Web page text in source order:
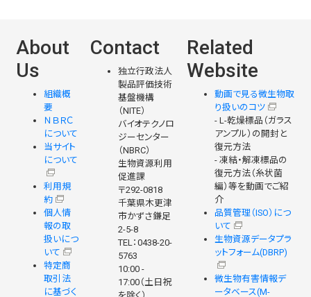
About
Us
組織概
要
ＮＢＲＣ
について
当サイト
について
利用規
約
個人情
報の取
扱いにつ
いて
特定商
取引法
に基づく
Contact
独立行政法人
製品評価技術
基盤機構
（NITE）
バイオテクノロ
ジーセンター
（NBRC）
生物資源利用
促進課
〒292-0818
千葉県木更津
市かずさ鎌足
2-5-8
TEL：0438-20-
5763
10:00 -
17:00（土日祝
Related
Website
動画で見る微生物取
り扱いのコツ
- L-乾燥標品（ガラス
アンプル）の開封と
復元方法
- 凍結・解凍標品の
復元方法（糸状菌
編）等を動画でご紹
介
品質管理（ISO）につ
いて
生物資源データプラ
ットフォーム(DBRP)
微生物有害情報デ
ータベース(M-